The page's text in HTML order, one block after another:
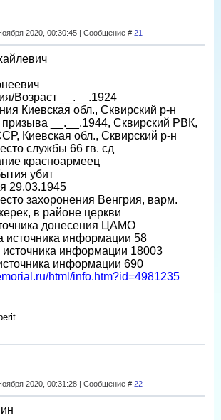
2020, 00:30:45 | Сообщение # 21
Возраст __.__.1924
Киевская обл., Сквирский р-н
__.__.1944, Сквирский РВК,
Киевская обл., Сквирский р-н
службы 66 гв. сд
красноармеец
убит
29.03.1945
захоронения Венгрия, варм.
в районе церкви
донесения ЦАМО
информации 58
информации 18003
информации 690
html/info.htm?id=4981235
2020, 00:31:28 | Сообщение # 22